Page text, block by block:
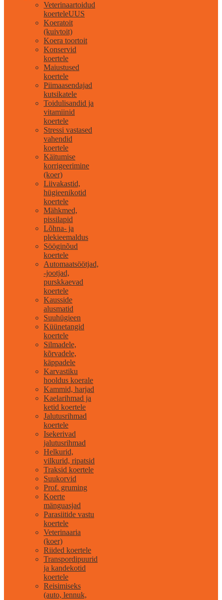
Veterinaartoidud
koerteleUUS
Koeratoit
(kuivtoit)
Koera toortoit
Konservid
koertele
Maiustused
koertele
Piimaasendajad
kutsikatele
Toidulisandid ja
vitamiinid
koertele
Stressi vastased
vahendid
koertele
Käitumise
korrigeerimine
(koer)
Liivakastid,
hügieenikotid
koertele
Mähkmed,
pissilapid
Lõhna- ja
plekieemaldus
Sööginõud
koertele
Automaatsöötjad,
-jootjad,
purskkaevad
koertele
Kausside
alusmatid
Suuhügieen
Küünetangid
koertele
Silmadele,
kõrvadele,
käppadele
Karvastiku
hooldus koerale
Kammid, harjad
Kaelarihmad ja
ketid koertele
Jalutusrihmad
koertele
Isekerivad
jalutusrihmad
Helkurid,
vilkurid, ripatsid
Traksid koertele
Suukorvid
Prof. gruming
Koerte
mänguasjad
Parasiitide vastu
koertele
Veterinaaria
(koer)
Riided koertele
Transpordipuurid
ja kandekotid
koertele
Reisimiseks
(auto, lennuk,